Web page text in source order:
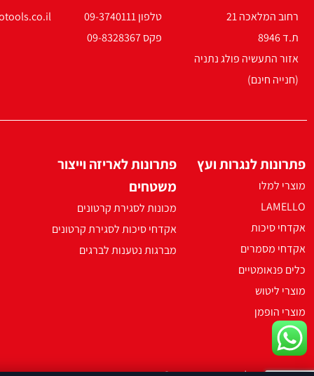
רחוב המלאכה 21
ת.ד 8946
אזור התעשיה פולג נתניה
(חנייה חינם)
טלפון 09-3740111
פקס 09-8328367
פתרונות לנגרות ועץ
מוצרי למלו
LAMELLO
אקדחי סיכות
אקדחי מסמרים
כלים פנאומטיים
מוצרי ליטוש
מוצרי הופמן
פתרונות לאריזה וייצור
משטחים
מכונות לסגירת קרטונים
אקדחי סיכות לסגירת קרטונים
מברגות נטענות לברגים